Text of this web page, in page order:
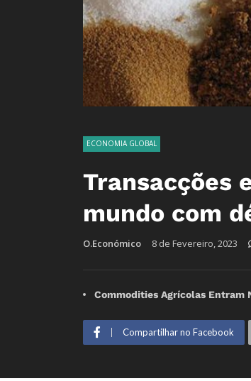
ECONOMIA GLOBAL
Transacções
mundo com
O.Económico 8 de Fevereiro, 2023
Commodities Agrícolas Entram
Compartilhar no Facebook